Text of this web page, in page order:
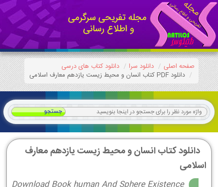
صفحه اصلی دانلود سرا
دانلود کتاب های درسی
دانلود PDF کتاب انسان و محیط زیست یازدهم معارف اسلامی
دانلود کتاب انسان و محیط زیست یازدهم معارف
اسلامی